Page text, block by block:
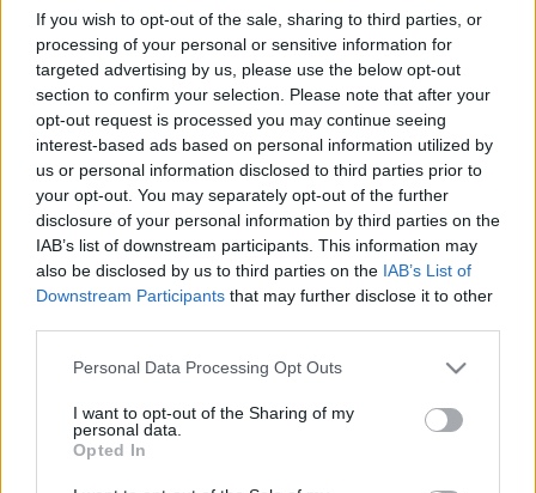
If you wish to opt-out of the sale, sharing to third parties, or
processing of your personal or sensitive information for
targeted advertising by us, please use the below opt-out
section to confirm your selection. Please note that after your
opt-out request is processed you may continue seeing
interest-based ads based on personal information utilized by
us or personal information disclosed to third parties prior to
your opt-out. You may separately opt-out of the further
disclosure of your personal information by third parties on the
IAB’s list of downstream participants. This information may
also be disclosed by us to third parties on the IAB’s List of
Downstream Participants that may further disclose it to other
Please note that this website/app uses one or more Google
not limited to your visit or usage behaviour. You may click to
grant or deny consent to Google and its third-party tags to
use your data for below specified purposes in below Google
consent section.
Personal Data Processing Opt Outs
I want to opt-out of the Sharing of my
personal data.
Opted In
2012. január 1.-jétől bevezetésre került a fokozott
adóhatósági felügyelet intézménye. Erről
honlapunkon is írtunk. A fokozott adóhatósági
felügyelet azt jelenti, hogy az adóhatóság az általa
kockázatosnak vélt cégeket szorosabb felügyelet alá
vonhatja,…
Kötelező kamarai regisztráció 2.
prosequor 2012. május 09.
Év elején ebben a bejegyzésünkben írtunk a
kamarai regisztrációjáról.A mai napon több
internetes portálon is megjelent Parragh László, az
MKIK elnökének nyilatkozata, hogy a kamara
kezdeményezni fogja a kötelező regisztrációt…